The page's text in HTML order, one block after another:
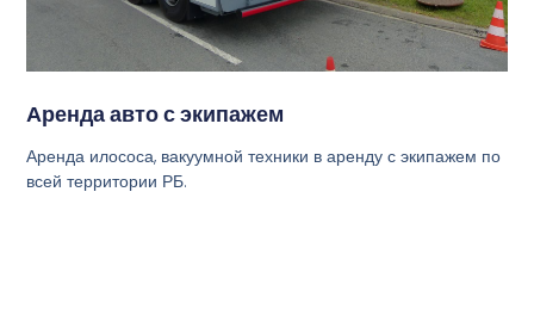
Аренда авто с экипажем
Аренда илососа, вакуумной техники в аренду с экипажем по
всей территории РБ.